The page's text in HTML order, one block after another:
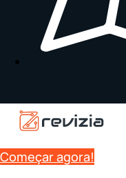
Começar agora!